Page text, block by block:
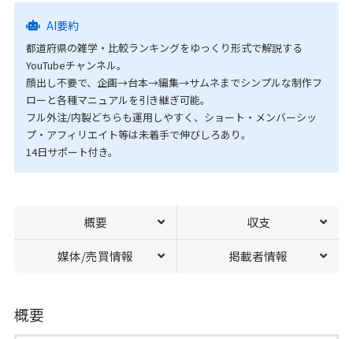
AI要約
都道府県の雑学・比較ランキングをゆっくり形式で解説する
YouTubeチャンネル。
顔出し不要で、企画→台本→編集→サムネまでシンプルな制作フ
ローと各種マニュアルを引き継ぎ可能。
フル外注/内製どちらも運用しやすく、ショート・メンバーシッ
プ・アフィリエイト等は未着手で伸びしろあり。
14日サポート付き。
概要 収支
媒体/売買情報 掲載者情報
概要